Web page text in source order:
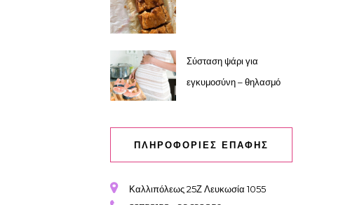
Σύσταση ψάρι για
εγκυμοσύνη – θηλασμό
ΠΛΗΡΟΦΟΡΙΕΣ ΕΠΑΦΗΣ
Καλλιπόλεως 25Ζ Λευκωσία 1055